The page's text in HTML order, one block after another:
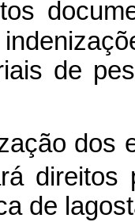
de
dos
direitos
de